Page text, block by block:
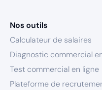
Nos outils
Calculateur de salaires
Diagnostic commercial
Test commercial en ligne
Plateforme de